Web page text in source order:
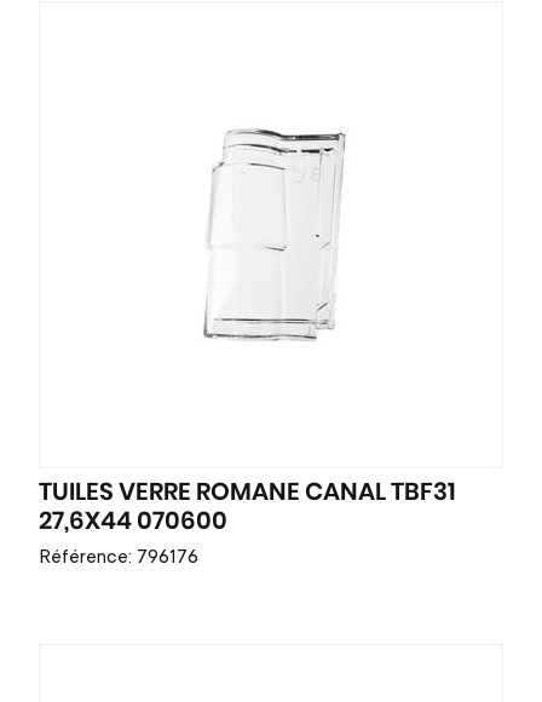
TUILES VERRE ROMANE CANAL TBF31
27,6X44 070600
Référence: 796176